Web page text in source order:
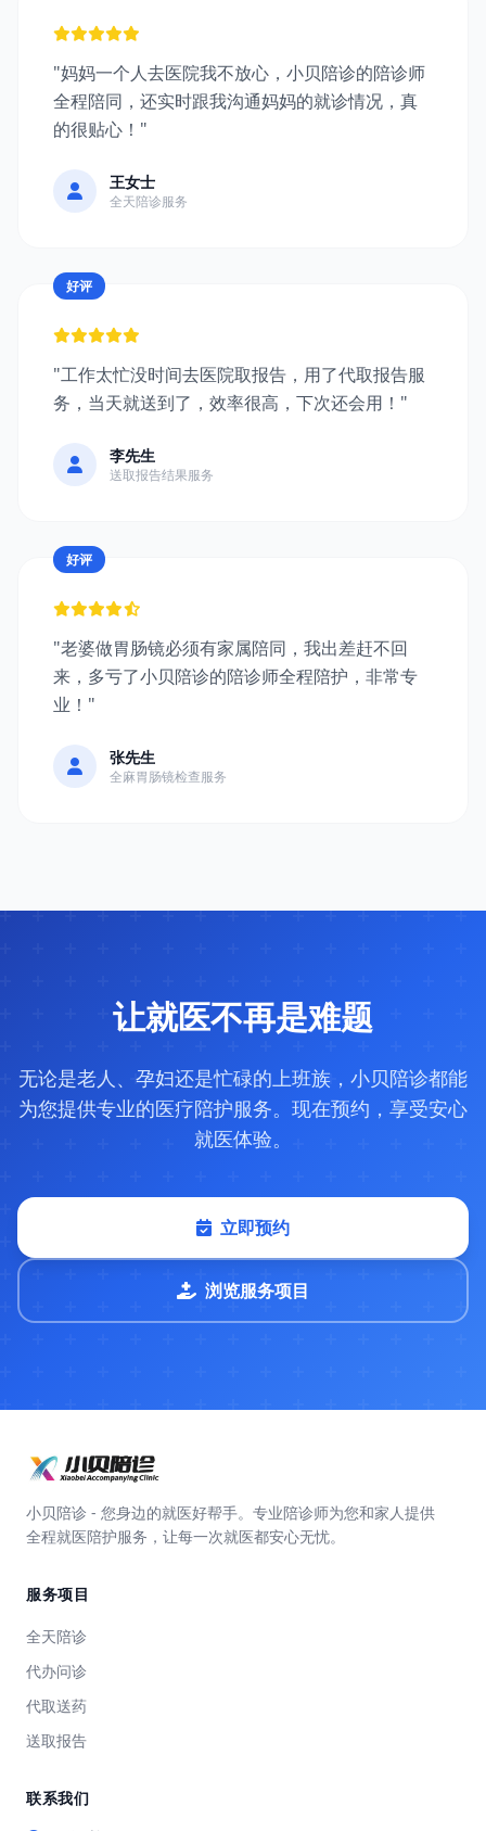
"妈妈一个人去医院我不放心，小贝陪诊的陪诊师
全程陪同，还实时跟我沟通妈妈的就诊情况，真
的很贴心！"
王女士
全天陪诊服务
好评
"工作太忙没时间去医院取报告，用了代取报告服
务，当天就送到了，效率很高，下次还会用！"
李先生
送取报告结果服务
好评
"老婆做胃肠镜必须有家属陪同，我出差赶不回
来，多亏了小贝陪诊的陪诊师全程陪护，非常专
业！"
张先生
全麻胃肠镜检查服务
让就医不再是难题
无论是老人、孕妇还是忙碌的上班族，小贝陪诊都能
为您提供专业的医疗陪护服务。现在预约，享受安心
就医体验。
立即预约
浏览服务项目
小贝陪诊 - 您身边的就医好帮手。专业陪诊师为您和家人提供
全程就医陪护服务，让每一次就医都安心无忧。
服务项目
全天陪诊
代办问诊
代取送药
送取报告
联系我们